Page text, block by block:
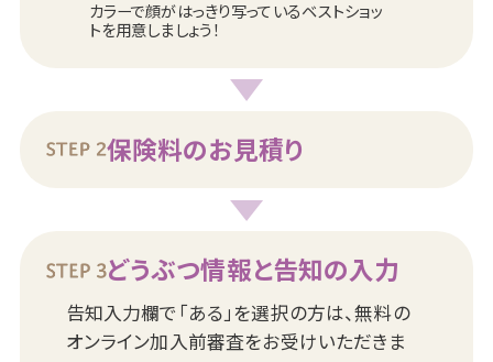
カラーで顔がはっきり写っているベストショッ
トを用意しましょう！
保険料のお見積り
どうぶつ情報と告知の入力
告知入力欄で「ある」を選択の方は、無料の
オンライン加入前審査をお受けいただきま